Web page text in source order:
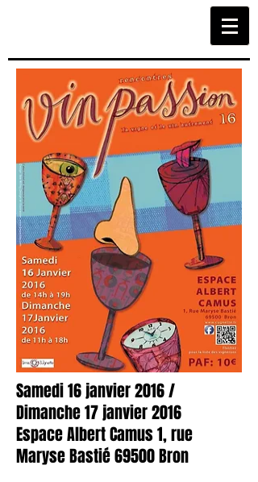
Samedi 16 janvier 2016 /
Dimanche 17 janvier 2016
Espace Albert Camus 1, rue
Maryse Bastié 69500 Bron